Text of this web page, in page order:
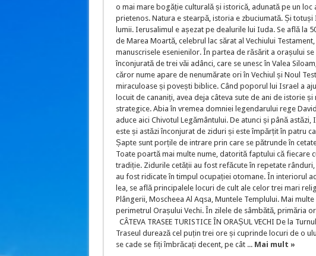
o mai mare bogăție culturală și istorică, adunată pe un
prietenos. Natura e stearpă, istoria e zbuciumată. Și
lumii. Ierusalimul e așezat pe dealurile lui Iuda. Se află la
de Marea Moartă, celebrul lac sărat al Vechiului
manuscrisele esenienilor. În partea de răsărit a orașului
înconjurată de trei văi adânci, care se unesc în Valea
căror nume apare de nenumărate ori în Vechiul și Noul
miraculoase și povești biblice. Când poporul lui Israel a
locuit de cananiți, avea deja câteva sute de ani de istorie
strategice. Abia în vremea domniei legendarului rege
aduce aici Chivotul Legământului. De atunci și până
este și astăzi înconjurat de ziduri și este împărțit în patru
Șapte sunt porțile de intrare prin care se pătrunde în
Toate poartă mai multe nume, datorită faptului că
tradiție. Zidurile cetății au fost refăcute în repetate
au fost ridicate în timpul ocupației otomane. În interiorul
lea, se află principalele locuri de cult ale celor trei mari
Plângerii, Moscheea Al Aqsa, Muntele Templului. Mai
perimetrul Orașului Vechi. În zilele de sâmbătă, primăria
CÂTEVA TRASEE TURISTICE ÎN ORAȘUL VECHI De la
Traseul durează cel puțin trei ore și cuprinde locuri de o
se cade se fiți îmbrăcați decent, pe cât ... Mai mult »